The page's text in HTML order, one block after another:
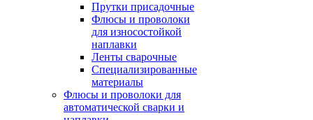
Прутки присадочные
Флюсы и проволоки
для износостойкой
наплавки
Ленты сварочные
Специализированные
материалы
Флюсы и проволоки для
автоматической сварки и